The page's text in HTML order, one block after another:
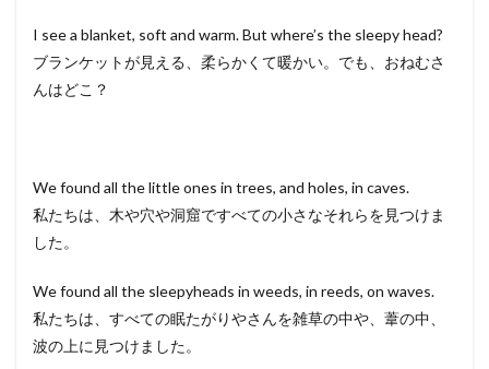
I see a blanket, soft and warm. But where’s the sleepy head?
ブランケットが見える、柔らかくて暖かい。でも、おねむさ
んはどこ？
We found all the little ones in trees, and holes, in caves.
私たちは、木や穴や洞窟ですべての小さなそれらを見つけま
した。
We found all the sleepyheads in weeds, in reeds, on waves.
私たちは、すべての眠たがりやさんを雑草の中や、葦の中、
波の上に見つけました。